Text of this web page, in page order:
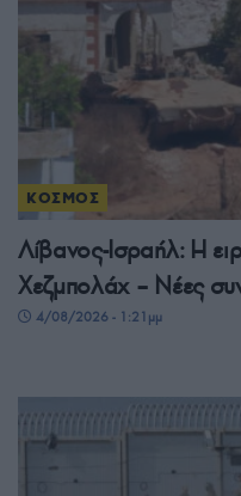
ΚΟΣΜΟΣ
Λίβανος-Ισραήλ: Η
Χεζμπολάχ – Νέες
4/08/2026 - 1:21μμ